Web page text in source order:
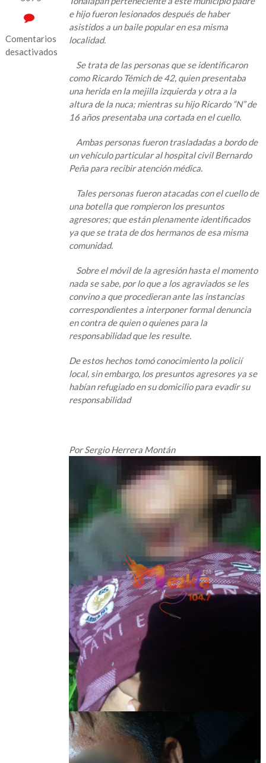
Comentarios
desactivados
e hijo fueron lesionados después de haber
asistidos a un baile popular en esa misma
localidad.
Se trata de las personas que se identificaron
como Ricardo Témich de 42, quien presentaba
una herida en la mejilla izquierda y otra a la
altura de la nuca; mientras su hijo Ricardo “N” de
16 años presentaba una cortada en el cuello.
Ambas personas fueron trasladadas a bordo de
un vehículo particular al hospital civil Bernardo
Peña para recibir atención médica.
Tales personas fueron atacadas con el cuello de
una botella que rompieron los presuntos
agresores; que están plenamente identificados
ya que se trata de dos hermanos de esa misma
comunidad.
Sobre el móvil de la agresión hasta el momento
nada se sabe, por lo que a los agraviados se les
convino a que procedieran ante las instancias
correspondientes a interponer formal denuncia
en contra de quien o quienes para la
responsabilidad que les resulte.
De estos hechos tomó conocimiento la policií
local, sin embargo, los presuntos agresores ya se
habían refugiado en su domicilio para evadir su
responsabilidad
Por Sergio Herrera Montán